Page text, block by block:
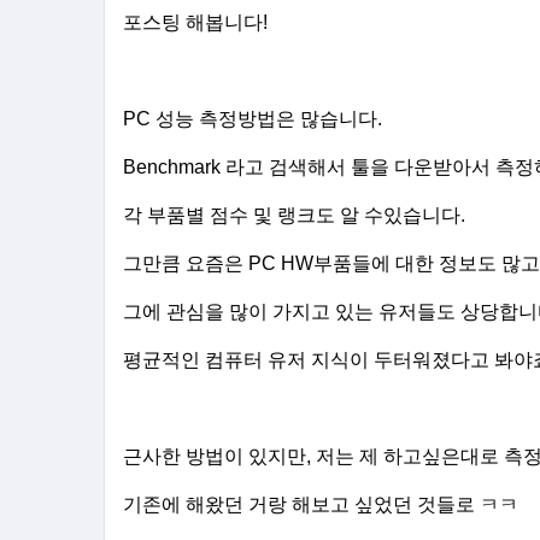
포스팅 해봅니다!
PC 성능 측정방법은 많습니다.
Benchmark 라고 검색해서 툴을 다운받아서 측정
각 부품별 점수 및 랭크도 알 수있습니다.
그만큼 요즘은 PC HW부품들에 대한 정보도 많고
그에 관심을 많이 가지고 있는 유저들도 상당합니
평균적인 컴퓨터 유저 지식이 두터워졌다고 봐야
근사한 방법이 있지만, 저는 제 하고싶은대로 측
기존에 해왔던 거랑 해보고 싶었던 것들로 ㅋㅋ